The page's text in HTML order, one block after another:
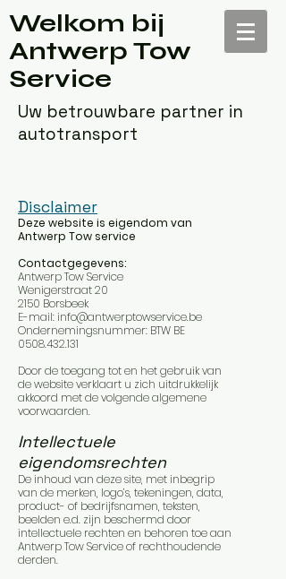
Welkom bij
Antwerp Tow
Service
Uw betrouwbare partner in
autotransport
Disclaimer
Deze website is eigendom van
Antwerp Tow service
Contactgegevens:
Antwerp Tow Service
Wenigerstraat 20
2150 Borsbeek
E-mail:info@antwerptowservice.be
Ondernemingsnummer: BTW BE
0508.432.131
Door de toegang tot en het gebruik van
de website verklaart u zich uitdrukkelijk
akkoord met de volgende algemene
voorwaarden.
Intellectuele
eigendomsrechten
De inhoud van deze site, met inbegrip
van de merken, logo’s, tekeningen, data,
product- of bedrijfsnamen, teksten,
beelden e.d. zijn beschermd door
intellectuele rechten en behoren toe aan
Antwerp Tow Service of rechthoudende
derden.